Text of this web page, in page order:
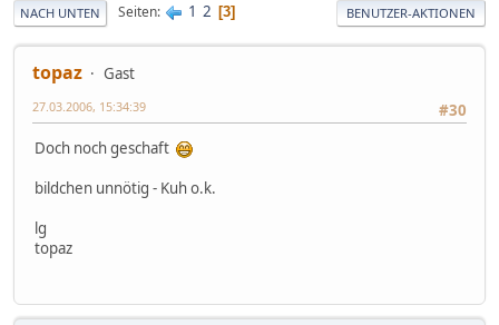
NACH UNTEN Seiten 1 2 3 BENUTZER-AKTIONEN
topaz
Gast
#30
27.03.2006, 15:34:39
Doch noch geschaft
bildchen unnötig - Kuh o.k.
lg
topaz